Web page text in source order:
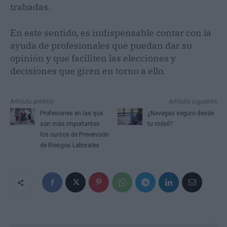
trabadas.
En este sentido, es indispensable contar con la
ayuda de profesionales que puedan dar su
opinión y que faciliten las elecciones y
decisiones que giren en torno a ello.
Artículo anterior
Profesiones en las que
son más importantes
los cursos de Prevención
de Riesgos Laborales
Artículo siguiente
¿Navegas seguro desde
tu móvil?